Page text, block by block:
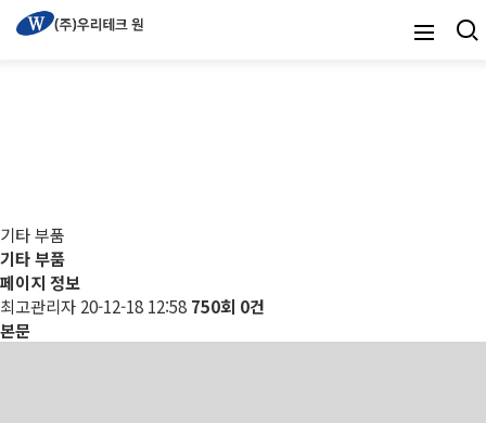
기타 부품
기타 부품
페이지 정보
최고관리자 20-12-18 12:58 750회 0건
본문